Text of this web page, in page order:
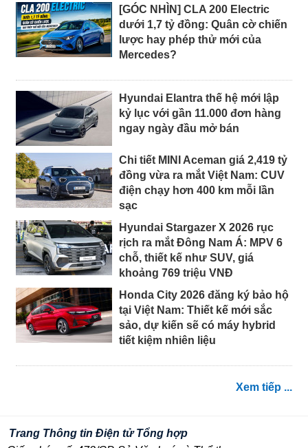
[GÓC NHÌN] CLA 200 Electric
dưới 1,7 tỷ đồng: Quân cờ chiến
lược hay phép thử mới của
Mercedes?
Hyundai Elantra thế hệ mới lập
kỷ lục với gần 11.000 đơn hàng
ngay ngày đầu mở bán
Chi tiết MINI Aceman giá 2,419 tỷ
đồng vừa ra mắt Việt Nam: CUV
điện chạy hơn 400 km mỗi lần
sạc
Hyundai Stargazer X 2026 rục
rịch ra mắt Đông Nam Á: MPV 6
chỗ, thiết kế như SUV, giá
khoảng 769 triệu VNĐ
Honda City 2026 đăng ký bảo hộ
tại Việt Nam: Thiết kế mới sắc
sảo, dự kiến sẽ có máy hybrid
tiết kiệm nhiên liệu
Xem tiếp ...
Trang Thông tin Điện tử Tổng hợp